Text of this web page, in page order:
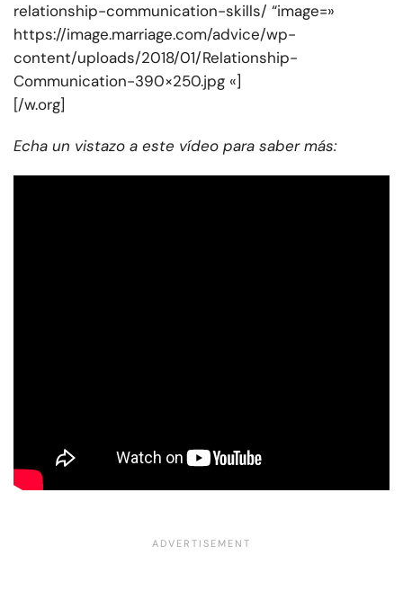
relationship-communication-skills/ “image=»
https://image.marriage.com/advice/wp-
content/uploads/2018/01/Relationship-
Communication-390×250.jpg «]
[/w.org]
Echa un vistazo a este vídeo para saber más: